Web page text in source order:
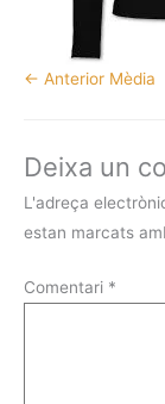
← Anterior Mèdia
Deixa un
L'adreça
estan marcats
Comentari *